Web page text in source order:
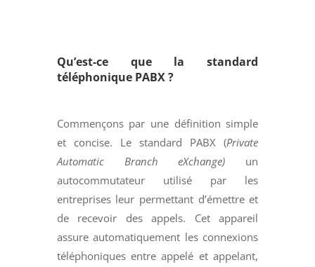
Qu’est-ce que la standard
téléphonique PABX ?
Commençons par une définition simple
et concise. Le standard PABX (Private
Automatic Branch eXchange) un
autocommutateur utilisé par les
entreprises leur permettant d’émettre et
de recevoir des appels. Cet appareil
assure automatiquement les connexions
téléphoniques entre appelé et appelant,